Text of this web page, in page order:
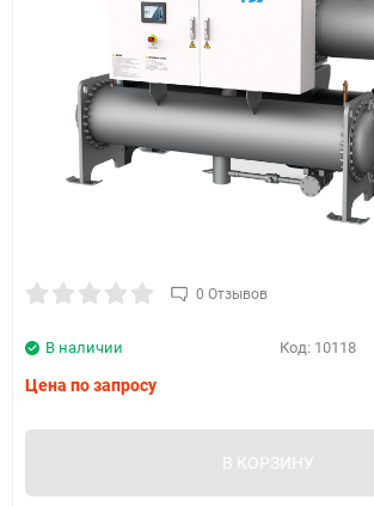
0 Отзывов
Код: 10118
В наличии
Цена по запросу
В КОРЗИНУ